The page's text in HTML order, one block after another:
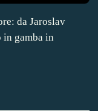
da Jaroslav
in gamba in